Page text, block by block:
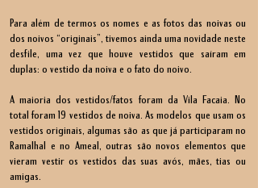
Para além de termos os nomes e as fotos das noivas ou
dos noivos “originais”, tivemos ainda uma novidade neste
desfile, uma vez que houve vestidos que saíram em
duplas: o vestido da noiva e o fato do noivo.
A maioria dos vestidos/fatos foram da Vila Facaia. No
total foram 19 vestidos de noiva. As modelos que usam os
vestidos originais, algumas são as que já participaram no
Ramalhal e no Ameal, outras são novos elementos que
vieram vestir os vestidos das suas avós, mães, tias ou
amigas.